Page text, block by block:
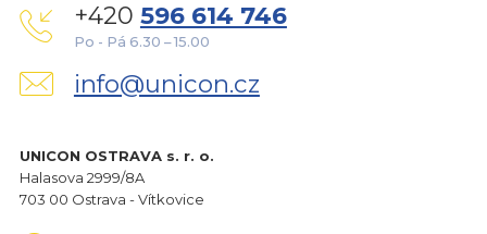
+420 596 614 746
Po - Pá 6.30 – 15.00
info@unicon.cz
UNICON OSTRAVA s. r. o.
Halasova 2999/8A
703 00 Ostrava - Vítkovice